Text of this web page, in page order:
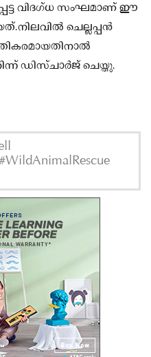
വിദഗ്ധ സംഘമാണ് ഈ
ചെല്ലപ്പൻ
ഡിസ്‌ചാർജ് ചെയ്തു.